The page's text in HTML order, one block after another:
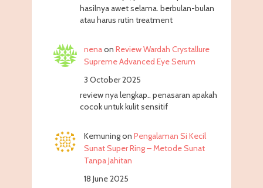
hasilnya awet selama. berbulan-bulan
atau harus rutin treatment
nenaon Review Wardah Crystallure
Supreme Advanced Eye Serum
3 October 2025
review nya lengkap.. penasaran apakah
cocok untuk kulit sensitif
Kemuningon Pengalaman Si Kecil
Sunat Super Ring – Metode Sunat
Tanpa Jahitan
18 June 2025